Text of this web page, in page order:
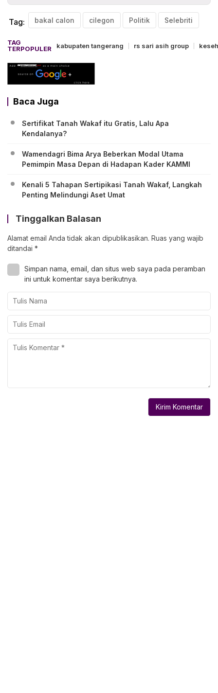
Tag: bakal calon cilegon Politik Selebriti
TAG
TERPOPULER
kabupaten tangerang rs sari asih group
Baca Juga
Sertifikat Tanah Wakaf itu Gratis, Lalu Apa
Kendalanya?
Wamendagri Bima Arya Beberkan Modal Utama
Pemimpin Masa Depan di Hadapan Kader KAMMI
Kenali 5 Tahapan Sertipikasi Tanah Wakaf, Langkah
Penting Melindungi Aset Umat
Tinggalkan Balasan
Alamat email Anda tidak akan dipublikasikan. Ruas yang wajib
ditandai *
Simpan nama, email, dan situs web saya pada peramban
ini untuk komentar saya berikutnya.